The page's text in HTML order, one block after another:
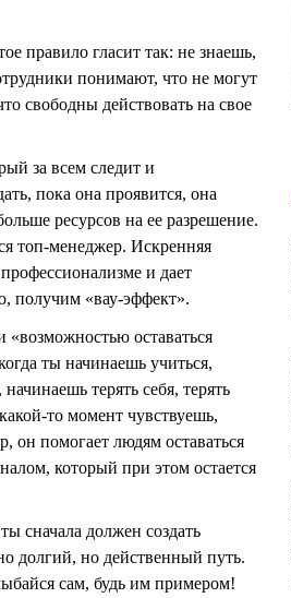
правило гласит так: не знаешь,
понимают, что не могут
свободны действовать на свое
за всем следит и
пока она проявится, она
ресурсов на ее разрешение.
топ-менеджер. Искренняя
и дает
получим «вау-эффект».
оставаться
ты начинаешь учиться,
терять себя, терять
то момент чувствуешь,
он помогает людям оставаться
который при этом остается
сначала должен создать
долгий, но действенный путь.
сам, будь им примером!